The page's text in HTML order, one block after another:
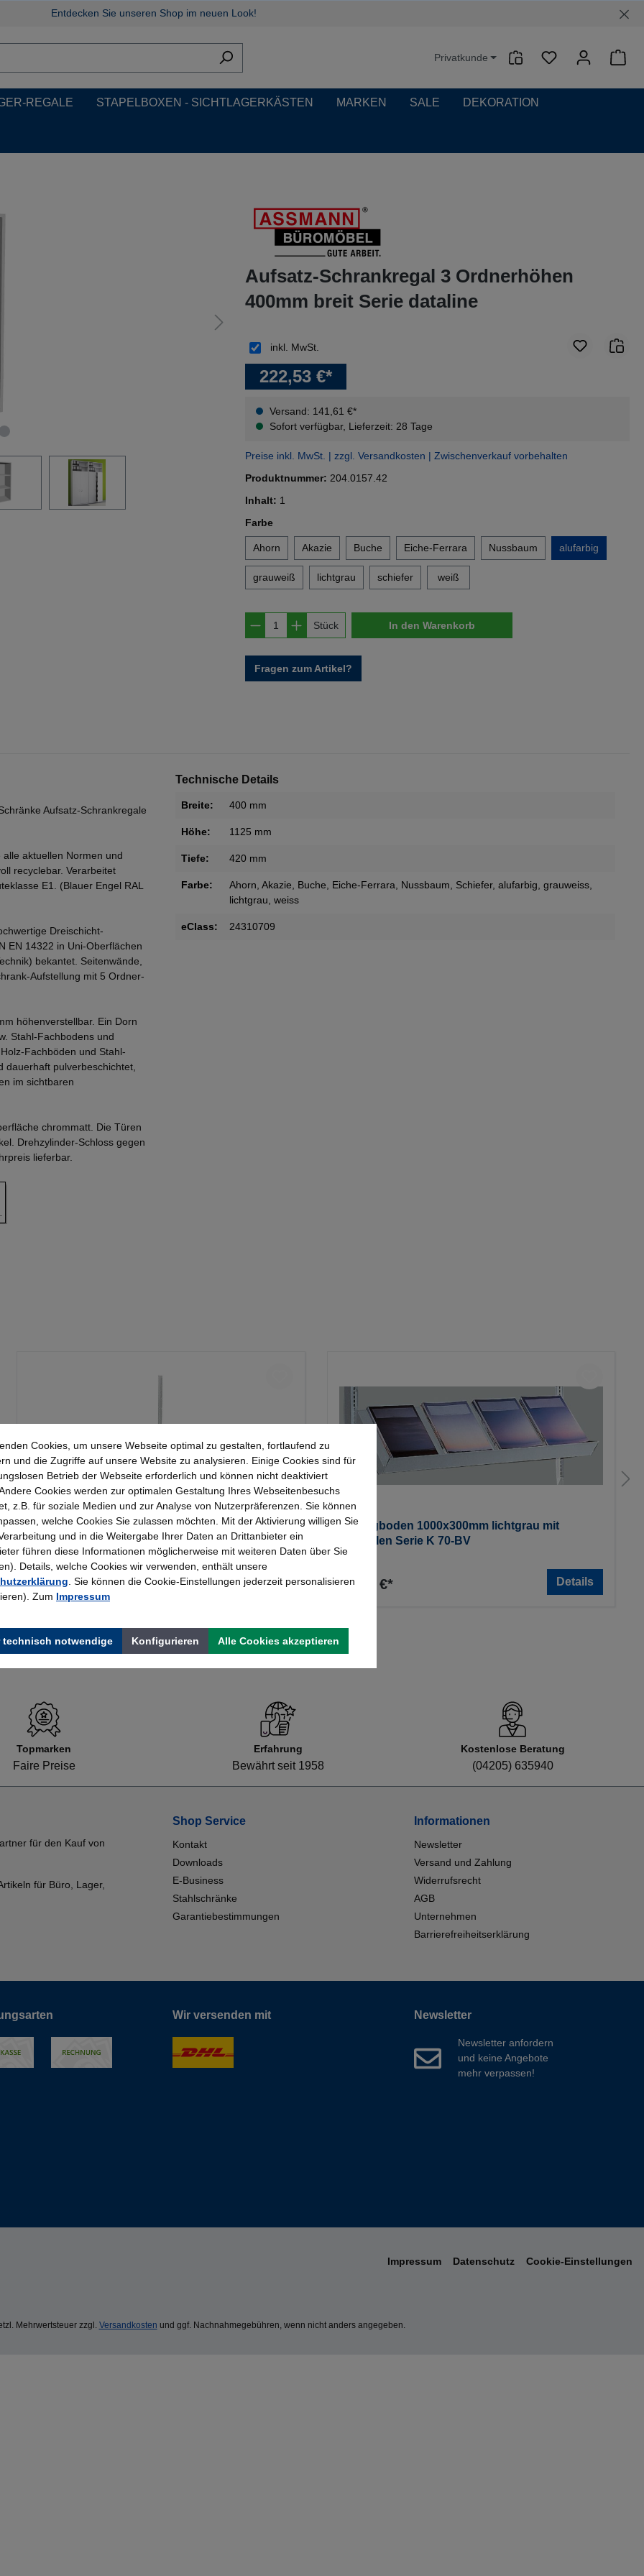
Entdecken Sie unseren Shop im neuen Look!
Privatkunde
REGALE STAPELBOXEN - SICHTLAGERKÄSTEN MARKEN SALE DEKORATION
Aufsatz-Schrankregal 3 Ordnerhöhen
400mm breit Serie dataline
222,53 €*
Versand: 141,61 €*
Sofort verfügbar, Lieferzeit: 28 Tage
inkl. MwSt.
Preise inkl. MwSt. | zzgl. Versandkosten | Zwischenverkauf vorbehalten
Produktnummer: 204.0157.42
Inhalt: 1
Farbeauswählen
Ahorn Akazie Buche Eiche-Ferrara Nussbaum alufarbig
grauweiß lichtgrau schiefer weiß
Produkt Anzahl: Gib den gewünschten Wert ein
Stück In den Warenkorb
Fragen zum Artikel?
Aufsatz-Schrankregale
aktuellen Normen und
recyclebar. Verarbeitet
E1. (Blauer Engel RAL
Dreischicht-
EN 14322 in Uni-Oberflächen
bekantet. Seitenwände,
Aufstellung mit 5 Ordner-
höhenverstellbar. Ein Dorn
Stahl-Fachbodens und
Fachböden und Stahl-
dauerhaft pulverbeschichtet,
im sichtbaren
chrommatt. Die Türen
Drehzylinder-Schloss gegen
lieferbar.
Technische Details
Breite: 400 mm
Höhe: 1125 mm
Tiefe: 420 mm
Farbe: Ahorn, Akazie, Buche, Eiche-Ferrara, Nussbaum, Schiefer, alufarbig, grauweiss,
lichtgrau, weiss
eClass: 24310709
Kerkmann - Wandschiene lichtgrau 2000, Serie
70-BV
25,23 €*
Schrägboden 1000x300mm lichtgrau mit
Konsolen Serie K 70-BV
56,64 €* Details
Topmarken
Faire Preise
Erfahrung
Bewährt seit 1958
Kostenlose Beratung
(04205) 635940
für den Kauf von
für Büro, Lager,
Shop Service
Kontakt
Downloads
E-Business
Stahlschränke
Garantiebestimmungen
Informationen
Newsletter
Versand und Zahlung
Widerrufsrecht
AGB
Unternehmen
Barrierefreiheitserklärung
Wir versenden mit Newsletter
Newsletter anfordern
und keine Angebote
mehr verpassen!
Impressum Datenschutz Cookie-Einstellungen
Mehrwertsteuer zzgl. Versandkosten und ggf. Nachnahmegebühren, wenn nicht anders angegeben.
Cookies, um unsere Webseite optimal zu gestalten, fortlaufend zu
und die Zugriffe auf unsere Website zu analysieren. Einige Cookies sind für
Betrieb der Webseite erforderlich und können nicht deaktiviert
Cookies werden zur optimalen Gestaltung Ihres Webseitenbesuchs
z.B. für soziale Medien und zur Analyse von Nutzerpräferenzen. Sie können
welche Cookies Sie zulassen möchten. Mit der Aktivierung willigen Sie
und in die Weitergabe Ihrer Daten an Drittanbieter ein
führen diese Informationen möglicherweise mit weiteren Daten über Sie
Details, welche Cookies wir verwenden, enthält unsere
. Sie können die Cookie-Einstellungen jederzeit personalisieren
Zum Impressum
technisch notwendige Konfigurieren Alle Cookies akzeptieren